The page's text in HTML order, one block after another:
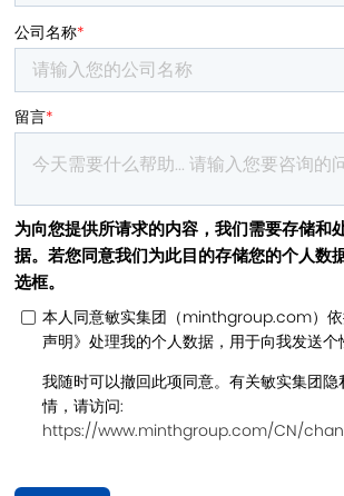
公司名称*
留言*
为向您提供所请求的内容，我们需要存储和
据。若您同意我们为此目的存储您的个人数
选框。
本人同意敏实集团（minthgroup.com）依
声明》处理我的个人数据，用于向我发送个
我随时可以撤回此项同意。有关敏实集团
情，请访问:
https://www.minthgroup.com/CN/